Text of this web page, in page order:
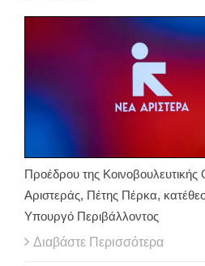
Προέδρου της
Αριστεράς, Πέτης Πέρκα,
Υπουργό Περιβάλλοντος
Διαβάστε Περισσότερα